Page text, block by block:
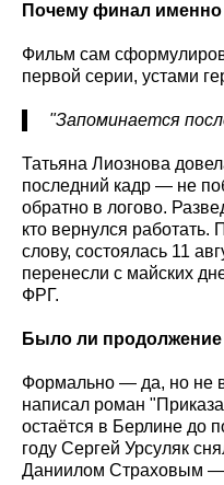
Почему финал именно
Фильм сам
первой серии, устами
"Запоминается
Татьяна Лиознова
последний кадр — не
обратно в логово.
кто вернулся
слову, состоялась 11
перенесли с майских
ФРГ.
Было ли продолжение
Формально — да, но не
написал роман
остаётся в Берлине до
году Сергей Урсуляк
Даниилом Страховым